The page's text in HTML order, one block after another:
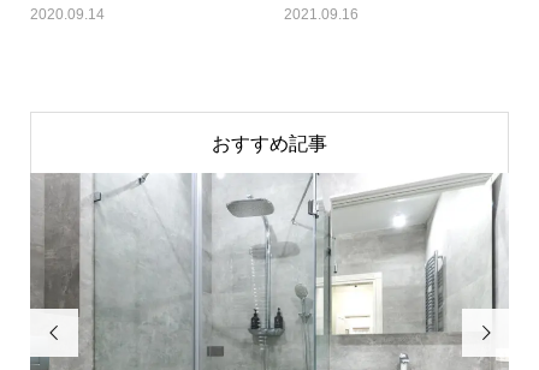
2020.09.14 2021.09.16
おすすめ記事
 